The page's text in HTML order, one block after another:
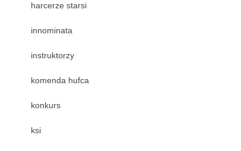
harcerze starsi
innominata
instruktorzy
komenda hufca
konkurs
ksi